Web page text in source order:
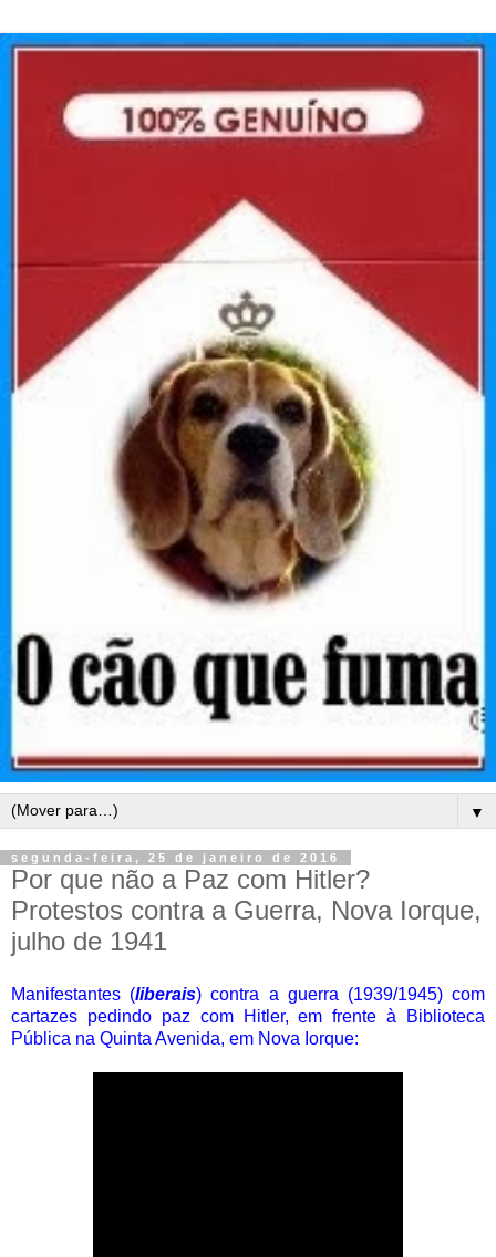
▼
segunda-feira, 25 de janeiro de 2016
Por que não a Paz com Hitler?
Protestos contra a Guerra, Nova Iorque,
julho de 1941
Manifestantes (liberais) contra a guerra (1939/1945) com
cartazes pedindo paz com Hitler, em frente à Biblioteca
Pública na Quinta Avenida, em Nova Iorque: